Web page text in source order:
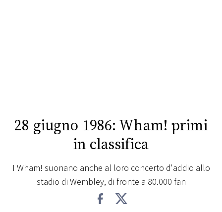
PRINCIPATO
MONACO
28 giugno 1986: Wham! primi
in classifica
I Wham! suonano anche al loro concerto d'addio allo
stadio di Wembley, di fronte a 80.000 fan